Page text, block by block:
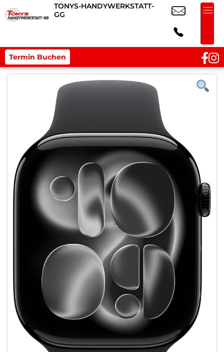
TONYS-HANDYWERKSTATT-
GG
Termin Buchen